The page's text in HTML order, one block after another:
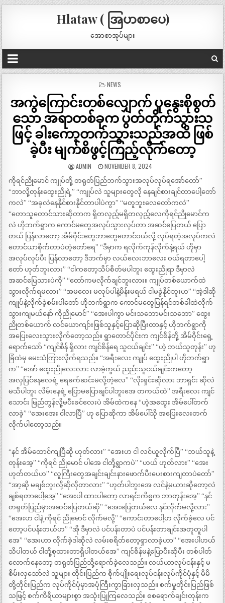
Hlataw ( အြပာစာပေ)
အောစာအုပ်များ
POSTED
NEWS
အကွဲကြောင်းတစ်လျှောက် ပူနွေးစိုစွတ်
သော အရာတစ်ခုက ပွတ်တိုက်သွားသ
ဖြင့် ခါးကော့တက်သွားသည်အထိ ဖြစ်
ခဲ့ပီး မျက်စိဖွင့်ကြည့်လိုက်တော့
ADMIN NOVEMBER 8, 2024
ကိုရင်ညိုမောင် ကျုပ်တို့ တရုတ်ပြည်ဘက်သွားအလုပ်လုပ်ရအော်တော်”
“ဘာလို့တုန်းထွေးညိုရဲ့” “ကျုပ်လဲ သူများတွေလို နေချင်စားချင်တာပေါ့တော်
ကလဲ” “အခုလဲနေနိုင်စားနိုင်တာပါပဲကွာ” “မတူဘူးလေတော်ကလဲ”
“တောသူတောင်သားဆိုတာက ရှိတလှည့်မရှိတလှည့်လေကိုရင်ညိုမောင်က
လဲ ဟိုဘက်ရွာက ကောင်မတွေအလုပ်သွားလုပ်တာ အဆင်ပြေတယ် ပြော
တယ် ပြန်လာတော့ အိမ်ဝိုင်းတွေဘာတွေတောင်ဝယ်လို့ လုပ်ရတဲ့အလုပ်ကလဲ
တောင်ယာစိုက်တာပဲတဲ့တော်ရေ” “ဒီမှာက ရလိုက်ကုန်လိုက်နဲ့ရယ် ဟိုမှာ
အလုပ်လုပ်ပီး ပြန်လာတော့ ဒီဘက်မှာ လယ်လေးဘာလေး ဝယ်ရတာပေါ့
တော် ဟုတ်ဘူးလား” “ငါကတော့သိပ်စိတ်မပါဘူး ထွေးညိုရာ ဒီမှာလဲ
အဆင်ပြေသားပဲကို” “တော်ကမလိုက်ချင်ဘူးလား။ ကျုပ်တစ်ယောက်ထဲ
သွားလိုက်ရမလား” “အမလေး မလုပ်ပါနဲ့မိန်းမရယ် ငါမခွဲနိုင်ဘူးဟ” “အဲ့ဒါဆို
ကျုပ်နဲ့လိုက်ခဲ့စမ်းပါတော် ဟိုဘက်ရွာက ကောင်မတွေပြန်ရင်တစ်ခါထဲလိုက်
သွားကျမယ်နော် ကိုညိုမောင်” “အေးပါကွာ မင်းသဘောမင်းသဘော” ထွေး
ညိုတစ်ယောက် လင်ယောကျာ်းဖြစ်သူနှင့်ပြောဆိုပြီးတာနှင့် ဟိုဘက်ရွာကို
အပြေးလေးသွားလိုက်တော့သည်။ ရွာတောင်ပိုင်းက ကျင်စိန်တို့ အိမ်ဝိုင်းရှေ့
ရောက်သော် “ကျင်စိန် ရှိလား ကျင်စိန်ရေ သူငယ်ချင်း” “ဟဲ့ ဘယ်သူတုန်း” ဟု
ခြံထဲမှ မေးသံကြားလိုက်ရသည်။ “အရီးလေး ကျုပ် ထွေးညိုပါ ဟိုဘက်ရွာ
က” “အော် ထွေးညိုလေးလား လာခဲ့ကွယ် ညည်းသူငယ်ချင်းကတော့
အလှပြင်နေလေရဲ့ ရေခက်ဆင်းမလို့တဲ့လေ” “လိုးရှင်းဆိုလား ဘာရှင်း ဆိုလဲ
မသိပါဘူး လိမ်းနေရဲ့ ပြောမပြောချင်ပါဘူးအေ တကယ်ထဲ” အရီးလေး ကျင်
သောင်း မြည်တွန်လို့မပီးခင်လေးပဲ အိမ်ထဲကနေ “ဟဲ့အထွေး အိမ်ပေါ်တက်
လာခဲ့” “အေးအေး ငါလာပြီ” ဟု ပြောဆိုကာ အိမ်ပေါ်သို အပြေးလေးတက်
လိုက်ပါတော့သည်။
“နင် အိမ်ထောင်ကျပြီဆို ဟုတ်လား” “အေးဟ ငါ လင်ယူလိုက်ပြီ” “ဘယ်သူနဲ့
တုန်းအေ့” “ကိုရင် ညိုမောင် ပါအေ ငါတို့ရွာကပဲ” “ဟယ် ဟုတ်လား” “အေး
ဟုတ်တယ်ဟ” “လူကြီးတွေအချင်းချင်းနားဖောက်ပီးပေးစားကျတာပဲတော်”
“အာ့ဆို မချစ်ဘူးလို့ဆိုလိုတာလား” “ဟုတ်ပါဘူးအေ လင်နဲ့မယားဆိုတော့လဲ
ချစ်ရတာပေါ့အေ့” “အေးပါ ထားပါတော့ လာရင်းကိစ္စက ဘာတုန်းအေ့” “နင်
တရုတ်ပြည်မှာအဆင်ပြေတယ်ဆို” “အေးပြေတယ်လေ နင်လိုက်မလို့လား”
“အေးဟ ငါနဲ့ ကိုရင် ညိုမောင် လိုက်မလို့” “ကောင်းတာပေါ့ဟ လိုက်ခဲ့လေ ပင်
တော့ပင်ပန်းတယ်ဟ” “အို ဒီမှာလဲ ပင်ပန်းတာပဲ ပင်ပန်းတာချင်းအတူတူပါ
အေ” “အေးဟာ လိုက်ခဲ့ဒါဆိုလဲ လမ်းစရိတ်တော့ရှာလာခဲ့ဟာ” “အေးပါဟယ်
သိပါတယ် ငါတို့စုထားတာရှိပါတယ်အေ” ကျင်စိန်မနဲ့ပြောပီးဆိုပီး တစ်ပါတ်
လောက်နေတော့ တရုတ်ပြည်သို့ရောက်ခဲ့လေသည်။ လယ်ယာလုပ်ငန်းနှင့် မ
စိမ်းလှသော်လဲ သူများ တိုင်းပြည်က စိုက်ပျိုးရေးလုပ်ငန်းလုပ်ကိုင်ပုံနှင့် မိမိ
တို့တိုင်းပြည်က လုပ်ကိုင်ပုံမှာအပုံကြီးကွာခြားလှသည်။ စက်မှုတိုင်းပြည်ဖြစ်
သဖြင့် စက်ကိရိယာများစွာ အသုံးပြုကြလေသည်။ စစရောက်ချင်းတုန်းက